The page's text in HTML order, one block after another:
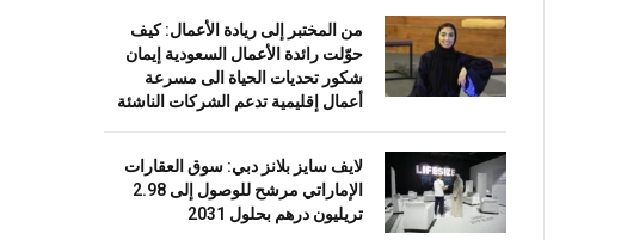
من المختبر إلى ريادة الأعمال: كيف
حوّلت رائدة الأعمال السعودية إيمان
شكور تحديات الحياة الى مسرعة
أعمال إقليمية تدعم الشركات الناشئة
لايف سايز بلانز دبي: سوق العقارات
الإماراتي مرشح للوصول إلى 2.98
تريليون درهم بحلول 2031